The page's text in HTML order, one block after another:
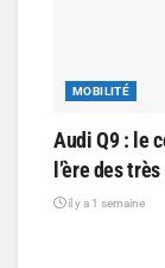
MOBILITÉ
Audi Q9 : le
l’ère des
il y a 1 semaine